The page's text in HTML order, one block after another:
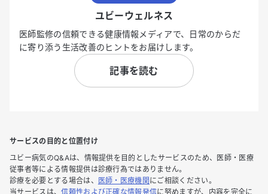
ユビーウェルネス
医師監修の信頼できる健康情報メディアで、日常のからだ
に寄り添う生活改善のヒントをお届けします。
記事を読む
サービスの目的と位置付け
ユビー病気のQ&Aは、情報提供を目的としたサービスのため、医師・医療
従事者等による情報提供は診療行為ではありません。
診療を必要とする場合は、
医師・医療機関 にご相談ください。
当サービスは、信頼性および正確な情報発信に努めますが、内容を完全に